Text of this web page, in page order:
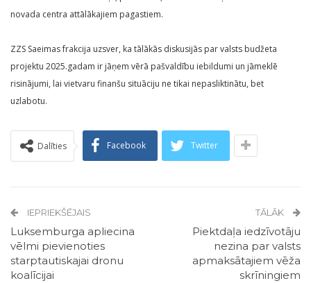
novada centra attālākajiem pagastiem.
ZZS Saeimas frakcija uzsver, ka tālākās diskusijās par valsts budžeta
projektu 2025.gadam ir jāņem vērā pašvaldību iebildumi un jāmeklē
risinājumi, lai vietvaru finanšu situāciju ne tikai nepasliktinātu, bet
uzlabotu.
Dalīties Facebook Twitter
IEPRIEKŠĒJAIS
Luksemburga apliecina
vēlmi pievienoties
starptautiskajai dronu
koalīcijai
TĀLĀK
Piektdaļa iedzīvotāju
nezina par valsts
apmaksātajiem vēža
skrīningiem